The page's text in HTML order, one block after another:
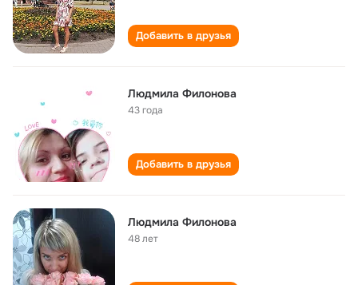
Добавить в друзья
Людмила Филонова
43 года
Добавить в друзья
Людмила Филонова
48 лет